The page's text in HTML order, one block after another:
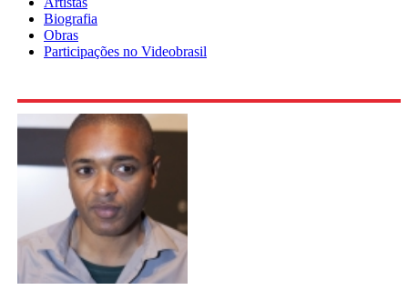
Biografia
Obras
Participações no Videobrasil